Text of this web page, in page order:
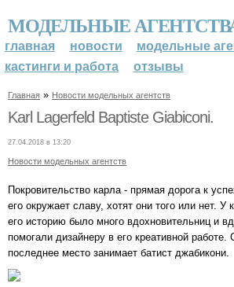
МОДЕЛЬНЫЕ
главная новости
модельные
кастинги и работа
отзывы
Главная » Новости модельных агентств
Karl Lagerfeld Baptiste Giabiconi.
27.04.2018 в 13:20
Новости модельных агентств
Покровительство карла - прямая дорога к
его окружает славу, хотят они того или нет. У
его историю было много вдохновительниц и
помогали дизайнеру в его креативной
последнее место занимает батист джабикони.